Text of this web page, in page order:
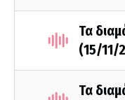
Τα
(15/11/
Τα